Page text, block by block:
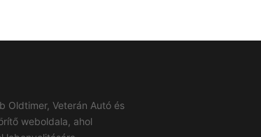
Oldtimer, Veterán Autó és
weboldala, ahol